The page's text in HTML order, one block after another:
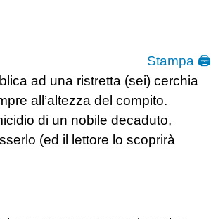
Stampa 🖨
ad una ristretta (sei) cerchia
all’altezza del compito.
di un nobile decaduto,
(ed il lettore lo scoprirà